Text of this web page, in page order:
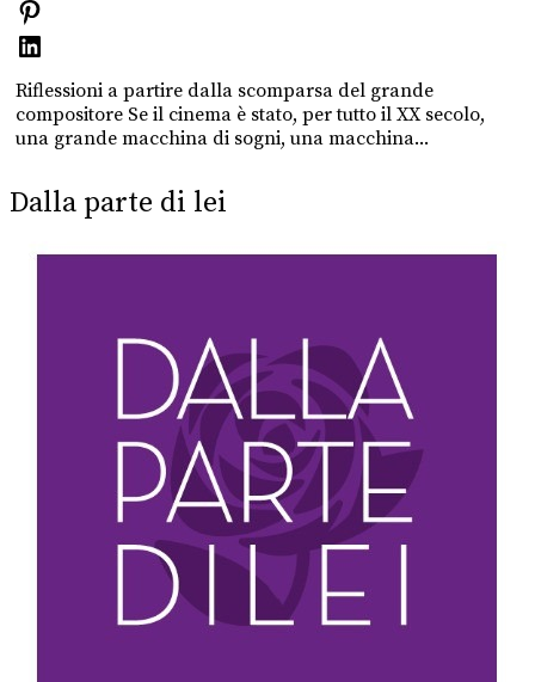
Riflessioni a partire dalla scomparsa del grande
compositore Se il cinema è stato, per tutto il XX secolo,
una grande macchina di sogni, una macchina...
Dalla parte di lei